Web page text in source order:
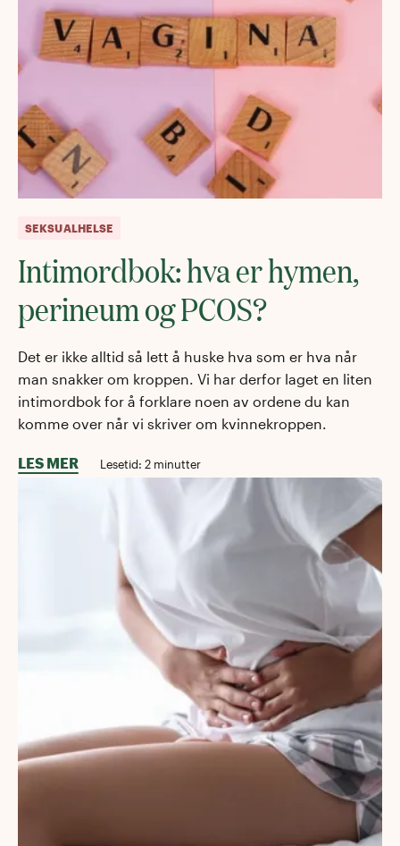
SEKSUALHELSE
Intimordbok: hva er hymen,
perineum og PCOS?
Det er ikke alltid så lett å huske hva som er hva når
man snakker om kroppen. Vi har derfor laget en liten
intimordbok for å forklare noen av ordene du kan
komme over når vi skriver om kvinnekroppen.
LES MER Lesetid: 2 minutter